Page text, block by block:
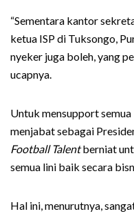
“Sementara kantor
ketua ISP di Tuksongo,
nyeker juga boleh, yang
ucapnya.
Untuk mensupport
menjabat sebagai
Football Talentberniat
semua lini baik secara
Hal ini, menurutnya,